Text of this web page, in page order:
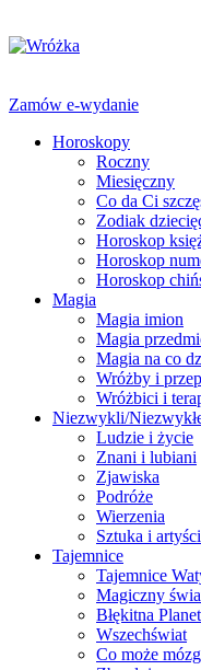
Zamów e-wydanie
Horoskopy
Roczny
Miesięczny
Co da Ci
Zodiak
Horoskop
Horoskop
Horoskop
Magia
Magia imion
Magia
Magia na co
Wróżby i
Wróżbici i
Niezwykli/
Ludzie i życie
Znani i lubiani
Zjawiska
Podróże
Wierzenia
Sztuka i artyści
Tajemnice
Tajemnice
Magiczny
Błękitna
Wszechświat
Co może mózg